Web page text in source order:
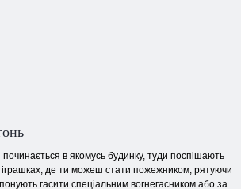
в якомусь будинку, туди поспішають
іграшках, де ти можеш стати пожежником, рятуючи
гасити спеціальним вогнегасником або за